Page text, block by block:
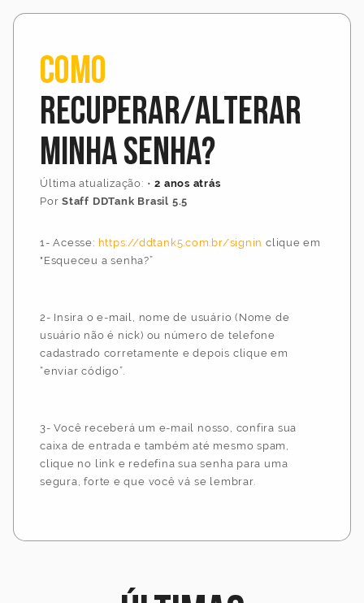
Como
recuperar/alterar
minha senha?
Última atualização: •2 anos atrás
PorStaff DDTank Brasil 5.5
1- Acesse: https://ddtank5.com.br/signin clique em
"Esqueceu a senha?”
2- Insira o e-mail, nome de usuário (Nome de
usuário não é nick) ou número de telefone
cadastrado corretamente e depois clique em
“enviar código”.
3- Você receberá um e-mail nosso, confira sua
caixa de entrada e também até mesmo spam,
clique no link e redefina sua senha para uma
segura, forte e que você vá se lembrar.